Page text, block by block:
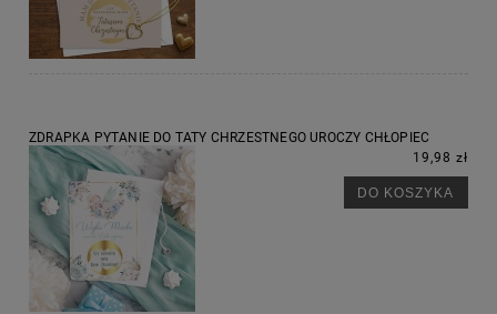
ZDRAPKA PYTANIE DO TATY CHRZESTNEGO UROCZY CHŁOPIEC
19,98 zł
DO KOSZYKA